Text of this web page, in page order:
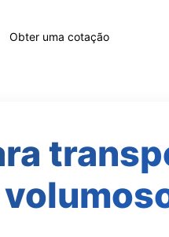
Obter uma cotação